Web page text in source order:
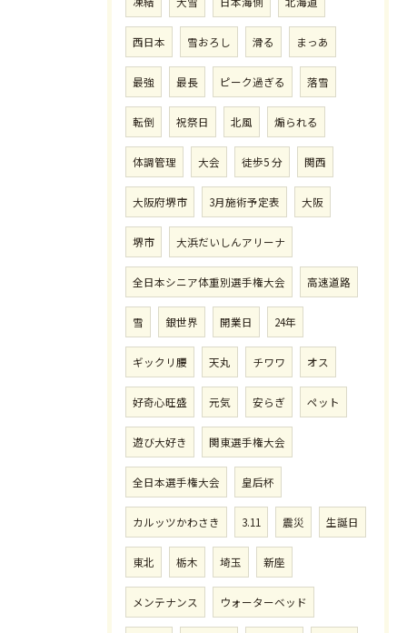
西日本 雪おろし 滑る まっあ
最強 最長 ピーク過ぎる 落雪
転倒 祝祭日 北風 煽られる
体調管理 大会 徒歩5 分 関西
大阪府堺市 3月施術予定表 大阪
堺市 大浜だいしんアリーナ
全日本シニア体重別選手権大会 高速道路
雪 銀世界 開業日 24年
ギックリ腰 天丸 チワワ オス
好奇心旺盛 元気 安らぎ ペット
遊び大好き 関東選手権大会
全日本選手権大会 皇后杯
カルッツかわさき 3.11 震災 生誕日
東北 栃木 埼玉 新座
メンテナンス ウォーターベッド